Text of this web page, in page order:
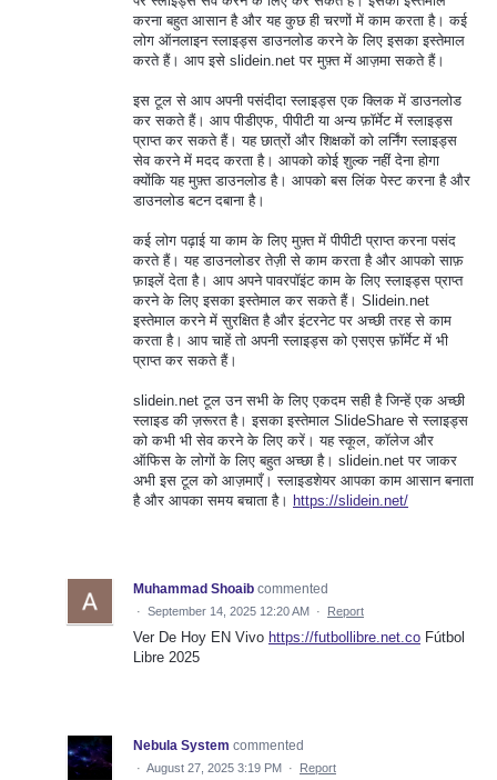
करना बहुत आसान है और यह कुछ ही चरणों में काम करता है। कई
लोग ऑनलाइन स्लाइड्स डाउनलोड करने के लिए इसका इस्तेमाल
करते हैं। आप इसे slidein.net पर मुफ़्त में आज़मा सकते हैं।
इस टूल से आप अपनी पसंदीदा स्लाइड्स एक क्लिक में डाउनलोड
कर सकते हैं। आप पीडीएफ, पीपीटी या अन्य फ़ॉर्मेट में स्लाइड्स
प्राप्त कर सकते हैं। यह छात्रों और शिक्षकों को लर्निंग स्लाइड्स
सेव करने में मदद करता है। आपको कोई शुल्क नहीं देना होगा
क्योंकि यह मुफ़्त डाउनलोड है। आपको बस लिंक पेस्ट करना है और
डाउनलोड बटन दबाना है।
कई लोग पढ़ाई या काम के लिए मुफ़्त में पीपीटी प्राप्त करना पसंद
करते हैं। यह डाउनलोडर तेज़ी से काम करता है और आपको साफ़
फ़ाइलें देता है। आप अपने पावरपॉइंट काम के लिए स्लाइड्स प्राप्त
करने के लिए इसका इस्तेमाल कर सकते हैं। Slidein.net
इस्तेमाल करने में सुरक्षित है और इंटरनेट पर अच्छी तरह से काम
करता है। आप चाहें तो अपनी स्लाइड्स को एसएस फ़ॉर्मेट में भी
प्राप्त कर सकते हैं।
slidein.net टूल उन सभी के लिए एकदम सही है जिन्हें एक अच्छी
स्लाइड की ज़रूरत है। इसका इस्तेमाल SlideShare से स्लाइड्स
को कभी भी सेव करने के लिए करें। यह स्कूल, कॉलेज और
ऑफिस के लोगों के लिए बहुत अच्छा है। slidein.net पर जाकर
अभी इस टूल को आज़माएँ। स्लाइडशेयर आपका काम आसान बनाता
है और आपका समय बचाता है। https://slidein.net/
Muhammad Shoaib commented
· September 14, 2025 12:20 AM · Report
Ver De Hoy EN Vivo https://futbollibre.net.co Fútbol
Libre 2025
Nebula System commented
· August 27, 2025 3:19 PM · Report